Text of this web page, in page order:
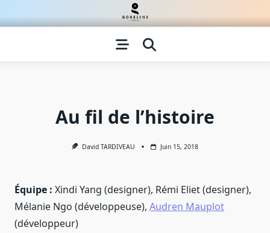
to
Au fil de l’histoire
David TARDIVEAU Juin 15, 2018
Équipe : Xindi Yang (designer), Rémi Eliet (designer),
Mélanie Ngo (développeuse), Audren Mauplot
(développeur)